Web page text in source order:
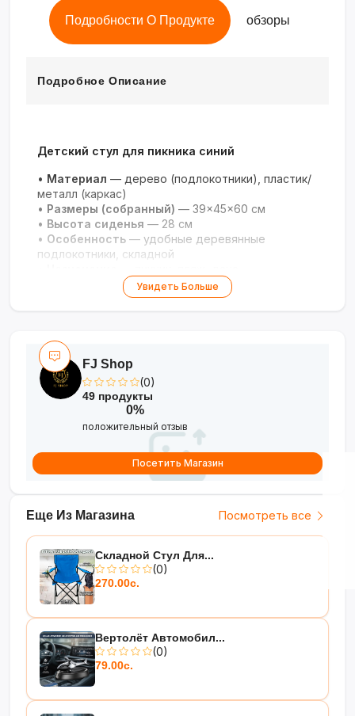
Подробности О Продукте обзоры
Подробное Описание
Детский стул для пикника синий
• Материал — дерево (подлокотники), пластик/
металл (каркас)
• Размеры (собранный) — 39×45×60 см
• Высота сиденья — 28 см
• Особенность — удобные деревянные
подлокотники, складной
Увидеть Больше
Еще Из Магазина Посмотреть все
Складной Стул Для...
(0)
270.00с.
Вертолёт Автомобил...
(0)
79.00с.
FJ Shop
(0)
49 продукты
0%
положительный отзыв
Посетить Магазин